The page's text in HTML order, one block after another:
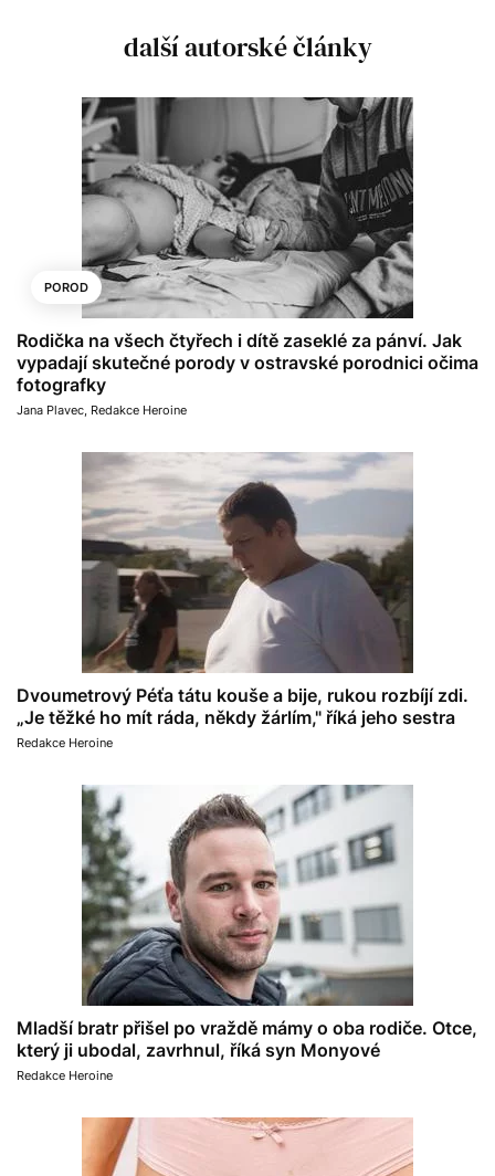
další autorské články
POROD
Rodička na všech čtyřech i dítě zaseklé za pánví. Jak
vypadají skutečné porody v ostravské porodnici očima
fotografky
Jana Plavec Redakce Heroine
Dvoumetrový Péťa tátu kouše a bije, rukou rozbíjí zdi.
„Je těžké ho mít ráda, někdy žárlím," říká jeho sestra
Redakce Heroine
Mladší bratr přišel po vraždě mámy o oba rodiče. Otce,
který ji ubodal, zavrhnul, říká syn Monyové
Redakce Heroine